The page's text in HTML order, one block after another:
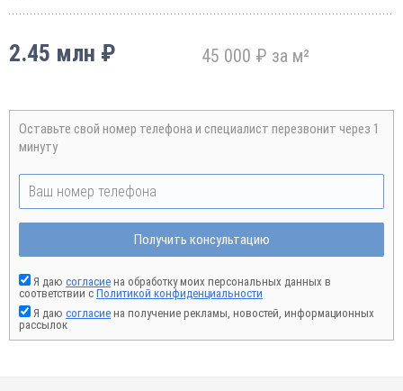
2.45 млн ₽ 45 000 ₽ за м²
Оставьте свой номер телефона и специалист перезвонит через 1
минуту
Получить консультацию
Я даю согласие на обработку моих персональных данных в
соответствии с Политикой конфиденциальности
Я даю согласие на получение рекламы, новостей, информационных
рассылок